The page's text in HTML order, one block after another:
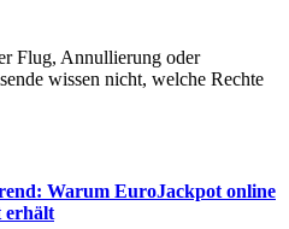
Flug, Annullierung oder
wissen nicht, welche Rechte
Warum EuroJackpot online
erhält